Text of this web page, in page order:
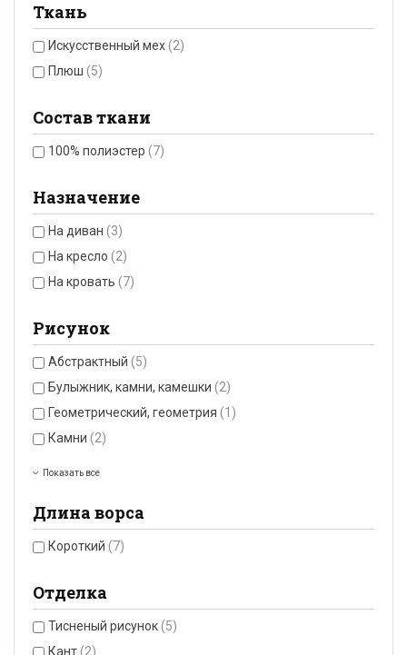
Ткань
Искусственный мех(2)
Плюш (5)
Состав ткани
100% полиэстер (7)
Назначение
На диван (3)
На кресло (2)
На кровать (7)
Рисунок
Абстрактный (5)
Булыжник, камни, камешки (2)
Геометрический, геометрия (1)
Камни (2)
Показать все
Длина ворса
Короткий (7)
Отделка
Тисненый рисунок(5)
Кант(2)